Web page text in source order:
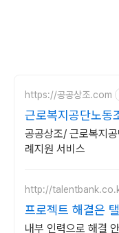
https://공공상조.com
근로복지공단노동
공공상조/ 근로복지
례지원 서비스
http://
프로젝트 해결은
문성 검증완료
내부 인력으로 해결